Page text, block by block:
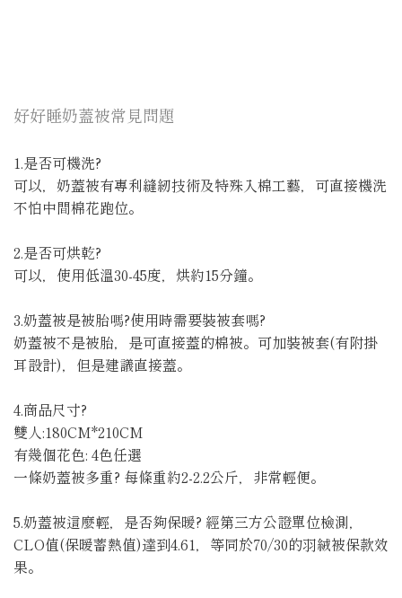
好好睡奶蓋被常見問題
1.是否可機洗?
可以，奶蓋被有專利縫紉技術及特殊入棉工藝，可直接機洗
不怕中間棉花跑位。
2.是否可烘乾?
可以，使用低溫30-45度，烘約15分鐘。
3.奶蓋被是被胎嗎?使用時需要裝被套嗎?
奶蓋被不是被胎，是可直接蓋的棉被。可加裝被套(有附掛
耳設計)，但是建議直接蓋。
4.商品尺寸?
雙人:180CM*210CM
有幾個花色: 4色任選
一條奶蓋被多重? 每條重約2-2.2公斤，非常輕便。
5.奶蓋被這麼輕，是否夠保暖? 經第三方公證單位檢測，
CLO值(保暖蓄熱值)達到4.61，等同於70/30的羽絨被保款效
果。